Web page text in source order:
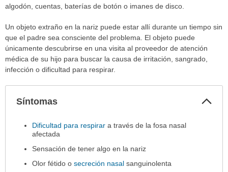
algodón, cuentas, baterías de botón o imanes de disco.
Un objeto extraño en la nariz puede estar allí durante un tiempo sin
que el padre sea consciente del problema. El objeto puede
únicamente descubrirse en una visita al proveedor de atención
médica de su hijo para buscar la causa de irritación, sangrado,
infección o dificultad para respirar.
Síntomas
SíntomasDificultad para respirar a través de la fosa nasal
afectada
Sensación de tener algo en la nariz
Olor fétido osecreción nasal sanguinolenta